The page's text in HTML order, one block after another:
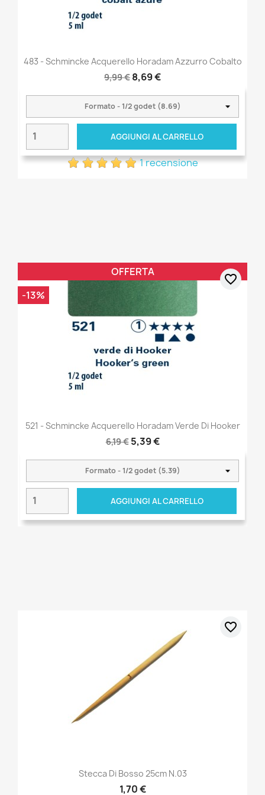
483 - Schmincke Acquerello Horadam Azzurro Cobalto
9,99 € 8,69 €
AGGIUNGI AL CARRELLO
1 recensione
521 - Schmincke Acquerello Horadam Verde Di Hooker
6,19 € 5,39 €
AGGIUNGI AL CARRELLO
OFFERTA
-13%
favorite_border
Stecca Di Bosso 25cm N.03
1,70 €
favorite_border